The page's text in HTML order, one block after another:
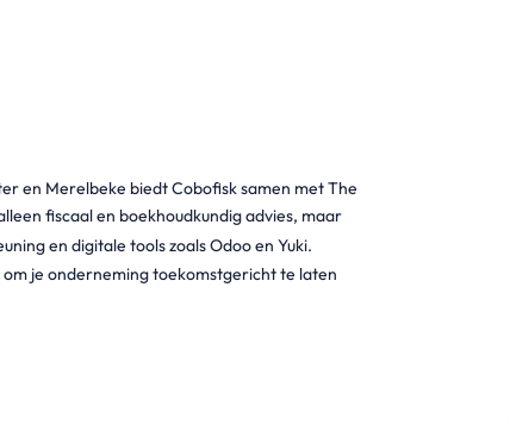
en Merelbeke biedt Cobofisk samen met The
fiscaal en boekhoudkundig advies, maar
en digitale tools zoals Odoo en Yuki.
je onderneming toekomstgericht te laten